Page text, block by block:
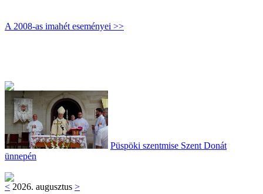
A 2008-as imahét eseményei >>
Püspöki szentmise Szent Donát
ünnepén
< 2026. augusztus >